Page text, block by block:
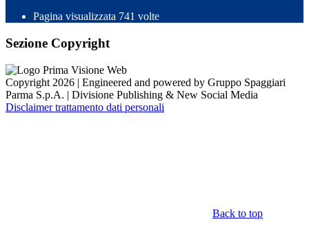
Pagina visualizzata 741 volte
Sezione Copyright
Copyright 2026 | Engineered and powered by Gruppo Spaggiari
Parma S.p.A. | Divisione Publishing & New Social Media
Disclaimer trattamento dati personali
Back to top